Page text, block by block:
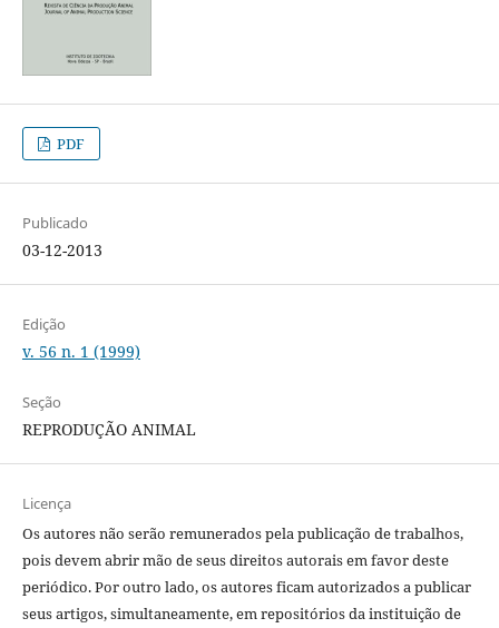
PDF
Publicado
03-12-2013
Edição
v. 56 n. 1 (1999)
Seção
REPRODUÇÃO ANIMAL
Licença
Os autores não serão remunerados pela publicação de trabalhos,
pois devem abrir mão de seus direitos autorais em favor deste
periódico. Por outro lado, os autores ficam autorizados a publicar
seus artigos, simultaneamente, em repositórios da instituição de